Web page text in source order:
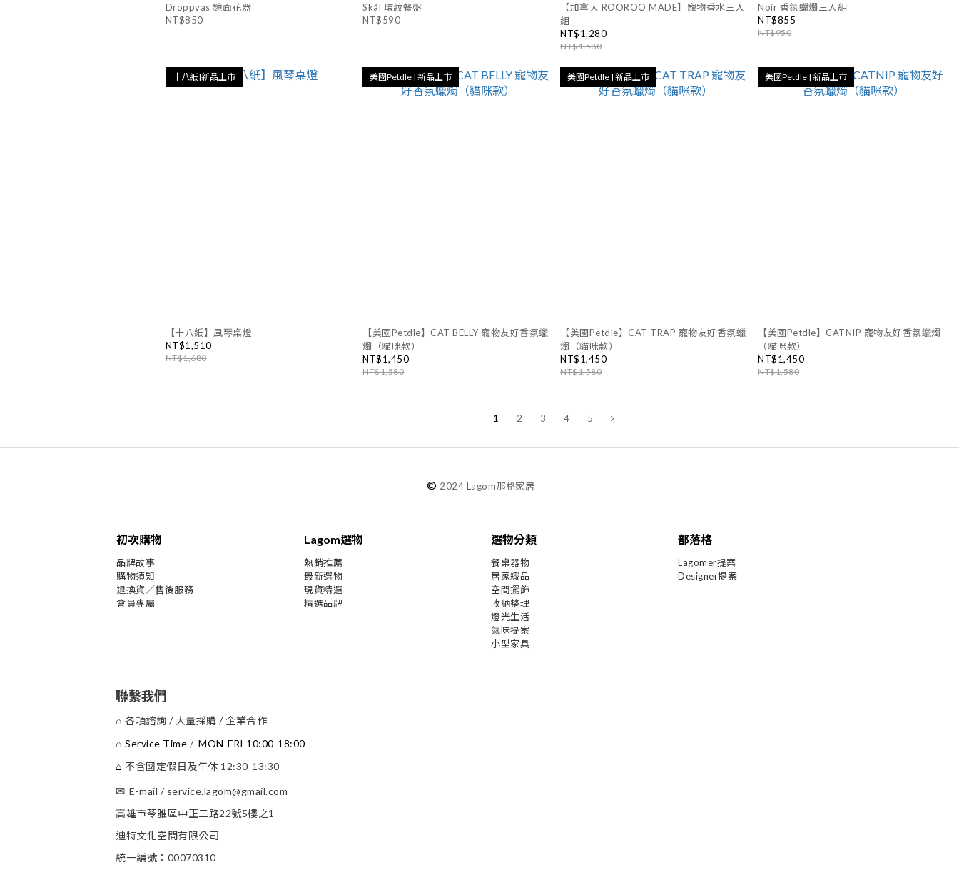
Droppvas 鏡面花器
NT$850
Skål 環紋餐盤
NT$590
【加拿大 ROOROO MADE】寵物香水三入
組
NT$1,280
NT$1,580
Noir 香氛蠟燭三入組
NT$855
NT$950
十八紙|新品上市
【十八紙】風琴桌燈
NT$1,510
NT$1,680
美國Petdle | 新品上市
【美國Petdle】CAT BELLY 寵物友好香氛蠟
燭（貓咪款）
NT$1,450
NT$1,580
美國Petdle | 新品上市
【美國Petdle】CAT TRAP 寵物友好香氛蠟
燭（貓咪款）
NT$1,450
NT$1,580
美國Petdle | 新品上市
【美國Petdle】CATNIP 寵物友好香氛蠟燭
（貓咪款）
NT$1,450
NT$1,580
1 2 3 4 5
© 2024 Lagom那格家居
初次購物
品牌故事
購物須知
退換貨／售後服務
會員專屬
Lagom選物
熱銷推薦
最新選物
現貨精選
精選品牌
選物分類
餐桌器物
居家織品
空間擺飾
收納整理
燈光生活
氣味提案
小型家具
部落格
Lagomer提案
Designer提案
聯繫我們
⌂ 各項諮詢 / 大量採購 / 企業合作
⌂ Service Time / MON-FRI 10:00-18:00
⌂ 不含國定假日及午休 12:30-13:30
✉ E-mail / service.lagom@gmail.com
高雄市苓雅區中正二路22號5樓之1
迪特文化空間有限公司
統一編號：00070310